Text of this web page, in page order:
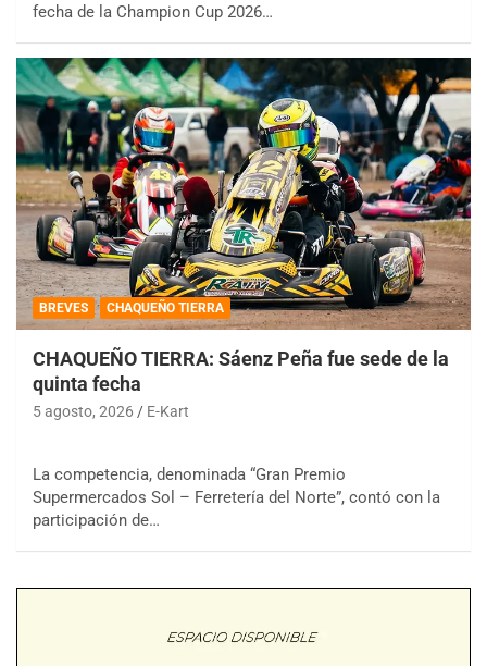
fecha de la Champion Cup 2026…
BREVES CHAQUEÑO TIERRA
CHAQUEÑO TIERRA: Sáenz Peña fue sede de la
quinta fecha
5 agosto, 2026 E-Kart
La competencia, denominada “Gran Premio
Supermercados Sol – Ferretería del Norte”, contó con la
participación de…